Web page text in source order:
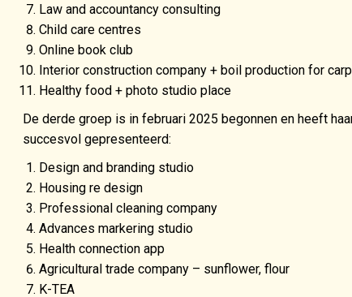
Law and accountancy consulting
Child care centres
Online book club
Interior construction company + boil production for
Healthy food + photo studio place
De derde groep is in februari 2025 begonnen en heeft
succesvol gepresenteerd:
Design and branding studio
Housing re design
Professional cleaning company
Advances markering studio
Health connection app
Agricultural trade company – sunflower, flour
K-TEA